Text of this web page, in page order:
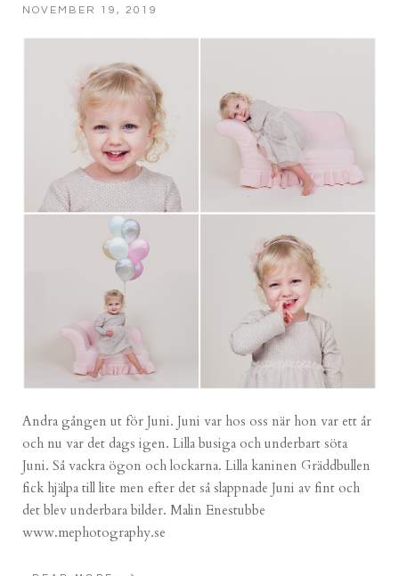
POST COMMENT
NOVEMBER 19, 2019
Andra gången ut för Juni. Juni var hos oss när hon var ett år
och nu var det dags igen. Lilla busiga och underbart söta
Juni. Så vackra ögon och lockarna. Lilla kaninen Gräddbullen
fick hjälpa till lite men efter det så slappnade Juni av fint och
det blev underbara bilder. Malin Enestubbe
www.mephotography.se